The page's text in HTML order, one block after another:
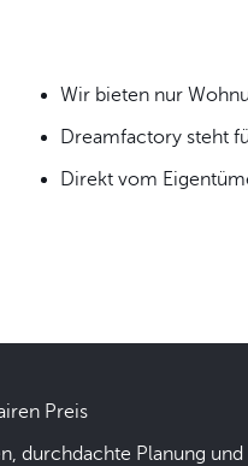
Wir bieten nur
Dreamfactory steht
Direkt vom
Preis
durchdachte Planung